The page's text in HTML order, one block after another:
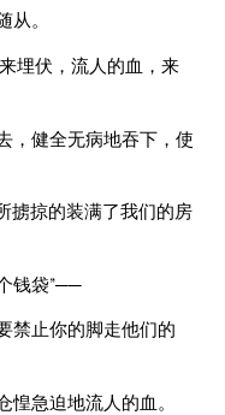
。
埋伏，流人的血，来
，健全无病地吞下，使
掳掠的装满了我们的房
钱袋”──
禁止你的脚走他们的
急迫地流人的血。